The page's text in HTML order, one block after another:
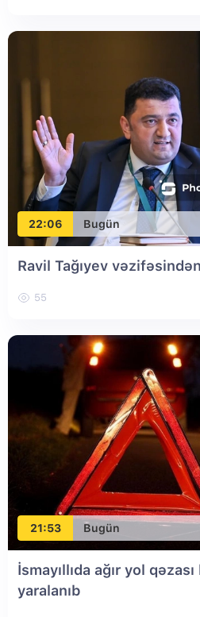
22:06 Bugün
Ravil Tağıyev
55
21:53 Bugün
İsmayıllıda ağır yol
yaralanıb